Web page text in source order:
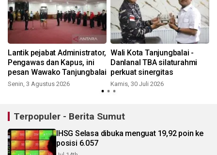
Lantik pejabat Administrator,
Pengawas dan Kapus, ini
pesan Wawako Tanjungbalai
Senin, 3 Agustus 2026
Wali Kota Tanjungbalai -
Danlanal TBA silaturahmi
perkuat sinergitas
Kamis, 30 Juli 2026
Terpopuler - Berita Sumut
IHSG Selasa dibuka menguat 19,92 poin ke
posisi 6.057